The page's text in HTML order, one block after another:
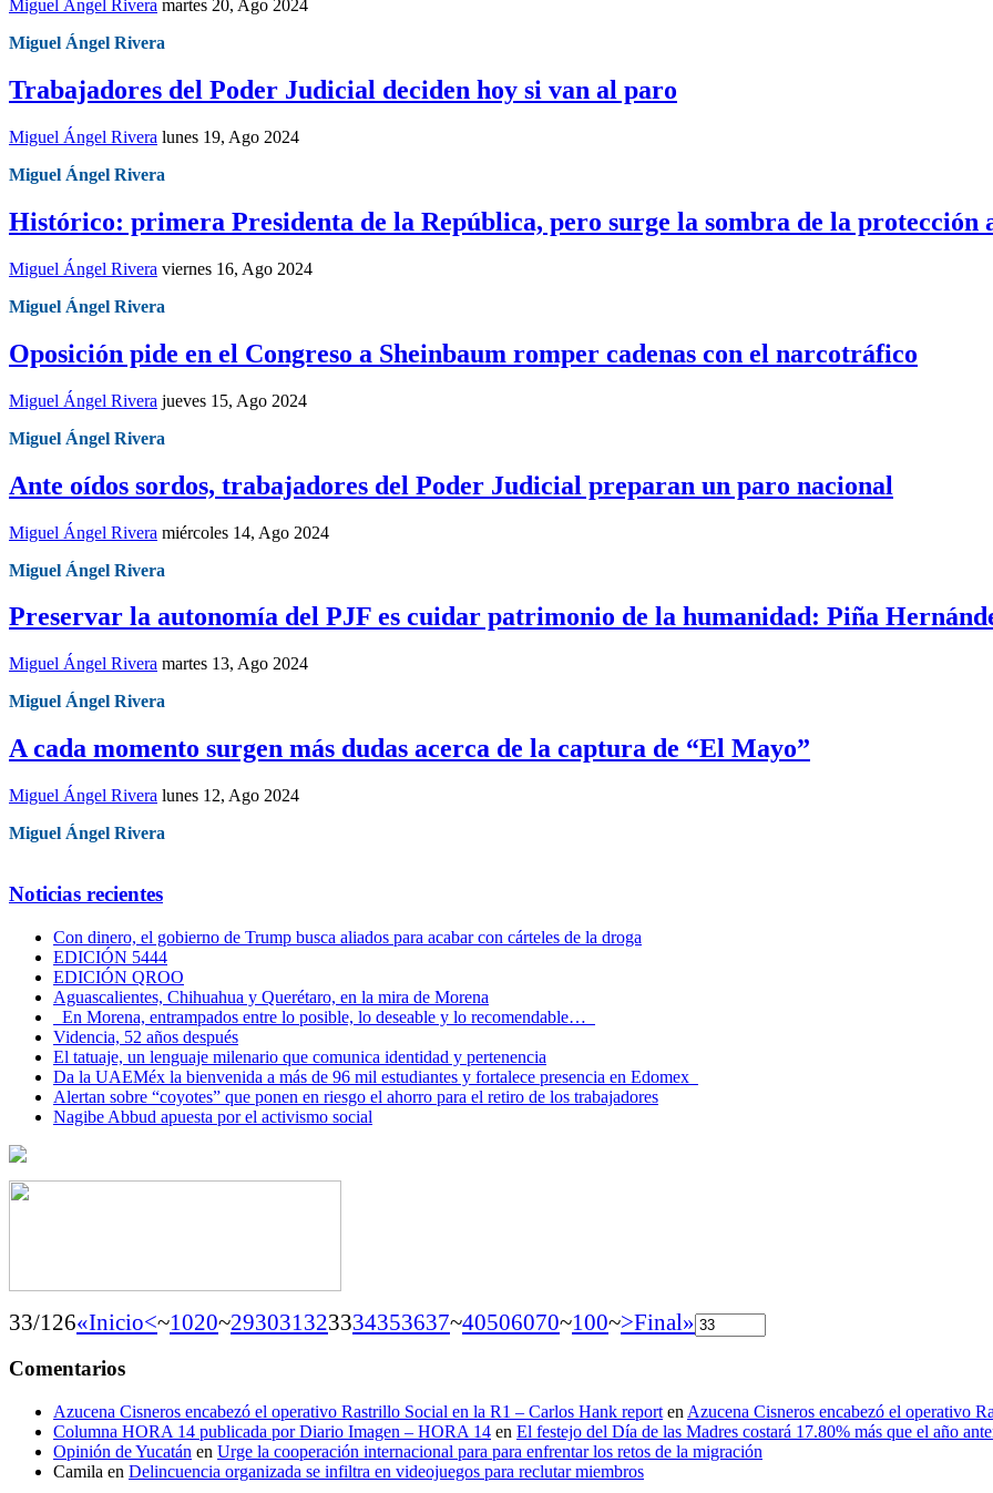
Miguel Ángel Rivera martes 20, Ago 2024
Miguel Ángel Rivera
Trabajadores del Poder Judicial deciden hoy si van al paro
Miguel Ángel Rivera lunes 19, Ago 2024
Miguel Ángel Rivera
Histórico: primera Presidenta de la República, pero surge la sombra de la protección
Miguel Ángel Rivera viernes 16, Ago 2024
Miguel Ángel Rivera
Oposición pide en el Congreso a Sheinbaum romper cadenas con el narcotráfico
Miguel Ángel Rivera jueves 15, Ago 2024
Miguel Ángel Rivera
Ante oídos sordos, trabajadores del Poder Judicial preparan un paro nacional
Miguel Ángel Rivera miércoles 14, Ago 2024
Miguel Ángel Rivera
Preservar la autonomía del PJF es cuidar patrimonio de la humanidad: Piña
Miguel Ángel Rivera martes 13, Ago 2024
Miguel Ángel Rivera
A cada momento surgen más dudas acerca de la captura de “El Mayo”
Miguel Ángel Rivera lunes 12, Ago 2024
Miguel Ángel Rivera
Noticias recientes
Con dinero, el gobierno de Trump busca aliados para acabar con cárteles de la droga
EDICIÓN 5444
EDICIÓN QROO
Aguascalientes, Chihuahua y Querétaro, en la mira de Morena
En Morena, entrampados entre lo posible, lo deseable y lo recomendable…
Videncia, 52 años después
El tatuaje, un lenguaje milenario que comunica identidad y pertenencia
Da la UAEMéx la bienvenida a más de 96 mil estudiantes y fortalece presencia en Edomex
Alertan sobre “coyotes” que ponen en riesgo el ahorro para el retiro de los trabajadores
Nagibe Abbud apuesta por el activismo social
33/126«Inicio<~1020~293031 323334353637~40506070~100~>Final»
Comentarios
Azucena Cisneros encabezó el operativo Rastrillo Social en la R1 – Carlos Hank report en Azucena Cisneros encabezó el operativo
Columna HORA 14 publicada por Diario Imagen – HORA 14 en El festejo del Día de las Madres costará 17.80% más que el año
Opinión de Yucatán en Urge la cooperación internacional para para enfrentar los retos de la migración
Camila en Delincuencia organizada se infiltra en videojuegos para reclutar miembros